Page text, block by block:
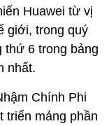
Huawei từ vị
giới, trong quý
thứ 6 trong bảng
nhất.
Chính Phi
triển mảng phần